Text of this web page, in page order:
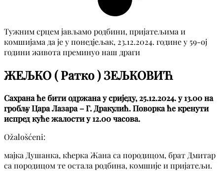
Тужним срцем јављамо родбини, пријатељима и
комшијама да је у понедјељак, 23.12.2024. године у 59-ој
години живота преминуо наш драги
ЖЕЉКО ( Ратко ) ЗЕЉКОВИЋ
Сахрана ће бити одржана у сриједу, 25.12.2024. у 13.00 на
гробљу Цара Лазара – Г. Дракулић. Поворка ће кренути
испред куће жалости у 12.00 часова.
Ožalošćeni:
мајка Душанка, кћерка Жана са породицом, брат Дмитар
са породицом те остала родбина, комшије и пријатељи.